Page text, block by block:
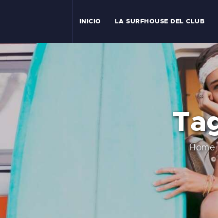
INICIO LA SURFHOUSE DEL CLUB
Home